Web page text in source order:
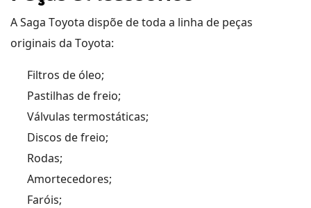
ASaga Toyota dispõe de toda a linha de peças
originais da Toyota:
Filtros de óleo;
Pastilhas de freio;
Válvulas termostáticas;
Discos de freio;
Rodas;
Amortecedores;
Faróis;